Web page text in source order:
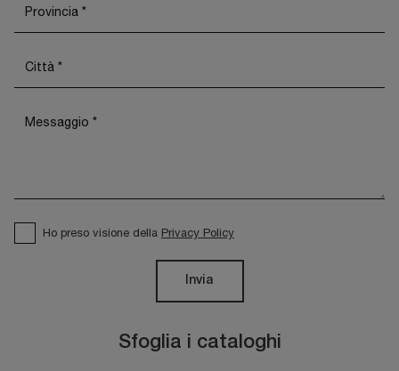
Sfoglia i cataloghi
Ho preso visione della Privacy Policy
Invia